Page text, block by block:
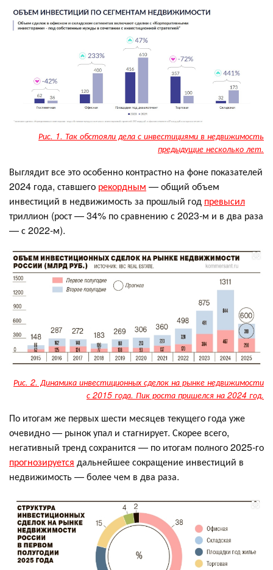
Рис. 1. Так обстояли дела с инвестициями в недвижимость
предыдущие несколько лет.
Выглядит все это особенно контрастно на фоне показателей
2024 года, ставшего рекордным — общий объем
инвестиций в недвижимость за прошлый год превысил
триллион (рост — 34% по сравнению с 2023-м и в два раза
— с 2022-м).
Рис. 2. Динамика инвестиционных сделок на рынке недвижимости
с 2015 года. Пик роста пришелся на 2024 год.
По итогам же первых шести месяцев текущего года уже
очевидно — рынок упал и стагнирует. Скорее всего,
негативный тренд сохранится — по итогам полного 2025-го
прогнозируется дальнейшее сокращение инвестиций в
недвижимость — более чем в два раза.